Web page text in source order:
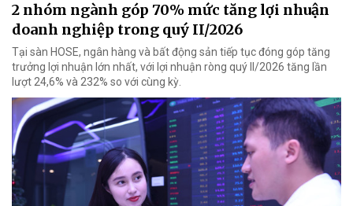
2 nhóm ngành góp 70% mức tăng lợi nhuận
doanh nghiệp trong quý II/2026
Tại sàn HOSE, ngân hàng và bất động sản tiếp tục đóng góp tăng
trưởng lợi nhuận lớn nhất, với lợi nhuận ròng quý II/2026 tăng lần
lượt 24,6% và 232% so với cùng kỳ.